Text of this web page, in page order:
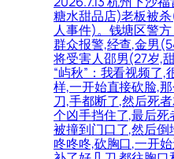
糖水甜品店)老板被
人事件)。钱塘区警
群众报警,经查,金男
将受害人邵男(27岁,
“屿秋”：我看视频了
样,一开始直接砍脸,
刀,手都断了,然后死
个凶手挡住了,最后
被撞到门口了,然后
咚咚咚,砍胸口,一开